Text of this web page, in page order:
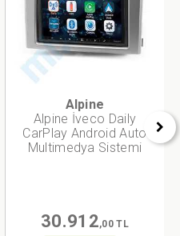
Alpine
Alpine İveco Daily
CarPlay Android Auto
Multimedya Sistemi
30.912,00 TL